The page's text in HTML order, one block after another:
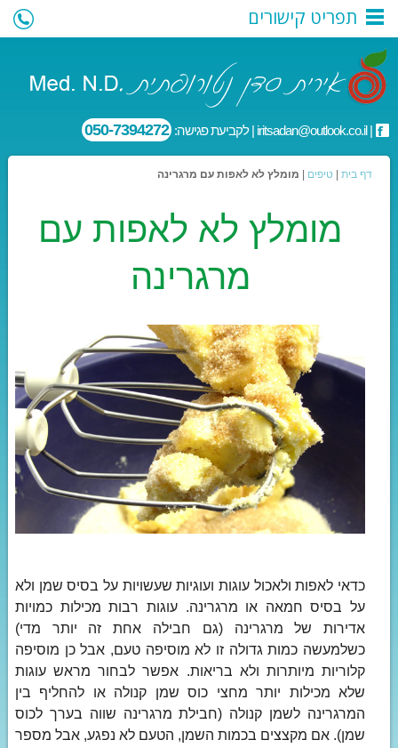
|
iritsadan@outlook.co.il | לקביעת פגישה: 050-7394272
דף בית| טיפים מומלץ לא לאפות עם מרגרינה
מומלץ לא לאפות עם
מרגרינה
כדאי לאפות ולאכול עוגות ועוגיות שעשויות על בסיס שמן ולא
על בסיס חמאה או מרגרינה. עוגות רבות מכילות כמויות
אדירות של מרגרינה (גם חבילה אחת זה יותר מדי)
כשלמעשה כמות גדולה זו לא מוסיפה טעם, אבל כן מוסיפה
קלוריות מיותרות ולא בריאות. אפשר לבחור מראש עוגות
שלא מכילות יותר מחצי כוס שמן קנולה או להחליף בין
המרגרינה לשמן קנולה (חבילת מרגרינה שווה בערך לכוס
שמן). אם מקצצים בכמות השמן, הטעם לא נפגע, אבל מספר
תפריט קישורים